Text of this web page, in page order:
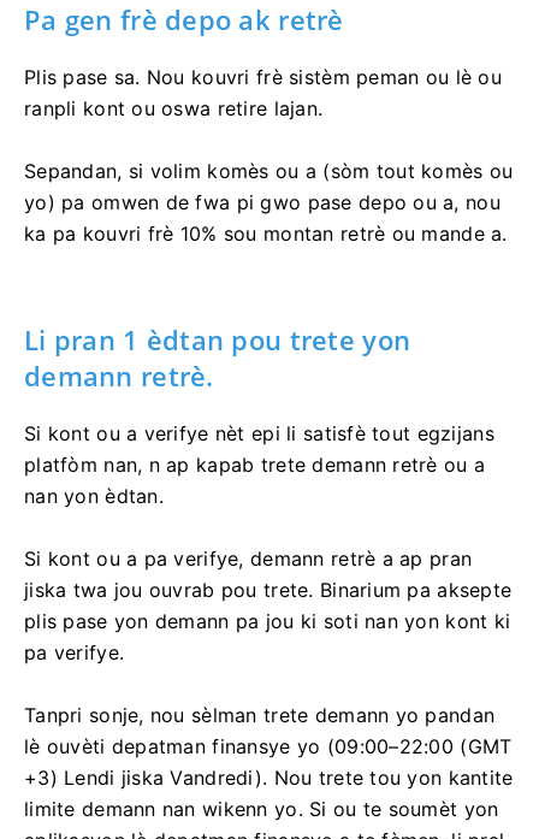
Pa gen frè depo ak retrè
Plis pase sa. Nou kouvri frè sistèm peman ou lè ou
Sepandan, si volim komès ou a (sòm tout komès ou
yo) pa omwen de fwa pi gwo pase depo ou a, nou
Li pran 1 èdtan pou trete yon
demann retrè.
Si kont ou a verifye nèt epi li satisfè tout egzijans
platfòm nan, n ap kapab trete demann retrè ou a
Si kont ou a pa verifye, demann retrè a ap pran
jiska twa jou ouvrab pou trete. Binarium pa aksepte
plis pase yon demann pa jou ki soti nan yon kont ki
Tanpri sonje, nou sèlman trete demann yo pandan
lè ouvèti depatman finansye yo (09:00–22:00 (GMT
+3) Lendi jiska Vandredi). Nou trete tou yon kantite